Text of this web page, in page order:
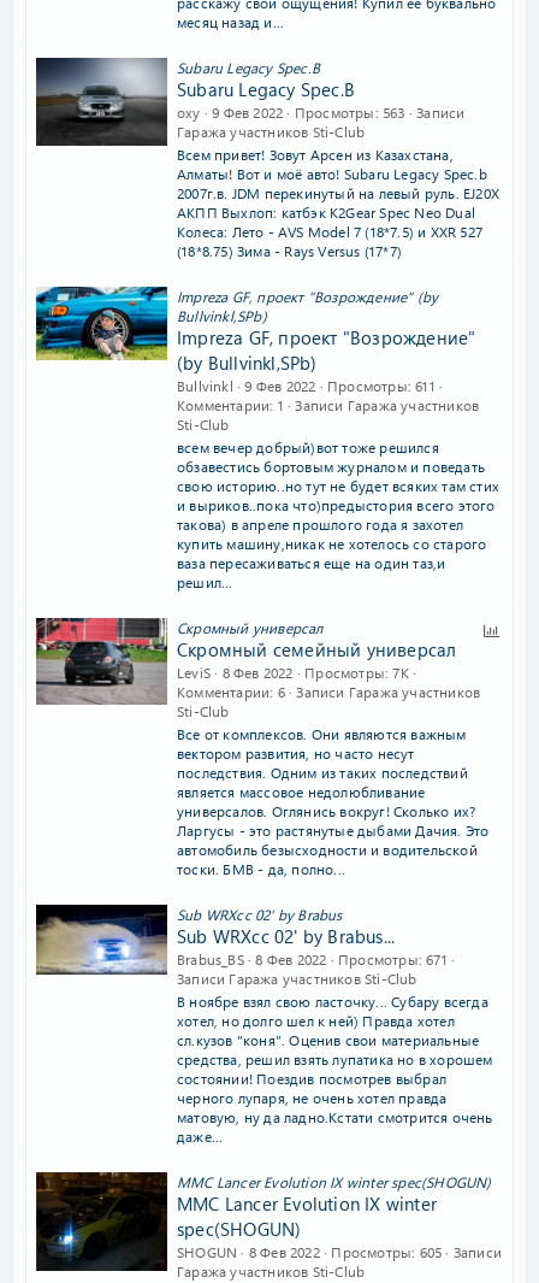
месяц назад и...
Subaru Legacy Spec.B
Subaru Legacy Spec.B
oxy 9 Фев 2022 Просмотры 563
Записи
Гаража участников Sti-Club
Всем привет! Зовут Арсен из Казахстана,
Алматы! Вот и моё авто! Subaru Legacy Spec.b
2007г.в. JDM перекинутый на левый руль. EJ20X
АКПП Выхлоп: катбэк K2Gear Spec Neo Dual
Колеса: Лето - AVS Model 7 (18*7.5) и XXR 527
(18*8.75) Зима - Rays Versus (17*7)
Impreza GF, проект "Возрождение" (by
Bullvinkl,SPb)
Impreza GF, проект "Возрождение"
(by Bullvinkl,SPb)
Bullvinkl 9 Фев 2022 Просмотры 611
Комментарии 1
Записи Гаража участников
Sti-Club
всем вечер добрый)вот тоже решился
обзавестись бортовым журналом и поведать
свою историю..но тут не будет всяких там стих
и выриков..пока что)предыстория всего этого
такова) в апреле прошлого года я захотел
купить машину,никак не хотелось со старого
ваза пересаживаться еще на один таз,и
решил...
Скромный универсал
Скромный семейный универсал
LeviS 8 Фев 2022 Просмотры 7K
Комментарии 6
Записи Гаража участников
Sti-Club
Все от комплексов. Они являются важным
вектором развития, но часто несут
последствия. Одним из таких последствий
является массовое недолюбливание
универсалов. Оглянись вокруг! Сколько их?
Ларгусы - это растянутые дыбами Дачия. Это
автомобиль безысходности и водительской
тоски. БМВ - да, полно...
Sub WRXсс 02' by Brabus
Sub WRXсс 02' by Brabus...
Brabus_BS 8 Фев 2022 Просмотры 671
Записи Гаража участников Sti-Club
В ноябре взял свою ласточку... Субару всегда
хотел, но долго шел к ней) Правда хотел
сл.кузов "коня". Оценив свои материальные
средства, решил взять лупатика но в хорошем
состоянии! Поездив посмотрев выбрал
черного лупаря, не очень хотел правда
матовую, ну да ладно.Кстати смотрится очень
даже...
MMC Lancer Evolution IX winter spec(SHOGUN)
MMC Lancer Evolution IX winter
spec(SHOGUN)
SHOGUN 8 Фев 2022 Просмотры 605
Записи
Гаража участников Sti-Club